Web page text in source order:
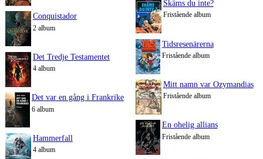
Conquistador
2 album
Det Tredje Testamentet
4 album
Det var en gång i Frankrike
6 album
Hammerfall
4 album
Skäms du inte?
Fristående album
Tidsresenärerna
Fristående album
Mitt namn var Ozymandias
Fristående album
En ohelig allians
Fristående album